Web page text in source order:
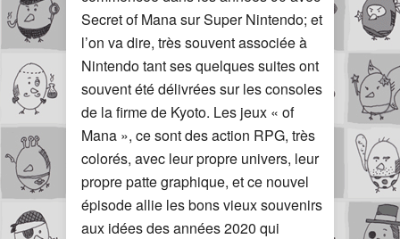
Secret of Mana sur Super Nintendo; et
l’on va dire, très souvent associée à
Nintendo tant ses quelques suites ont
souvent été délivrées sur les consoles
de la firme de Kyoto. Les jeux « of
Mana », ce sont des action RPG, très
colorés, avec leur propre univers, leur
propre patte graphique, et ce nouvel
épisode allie les bons vieux souvenirs
aux idées des années 2020 qui